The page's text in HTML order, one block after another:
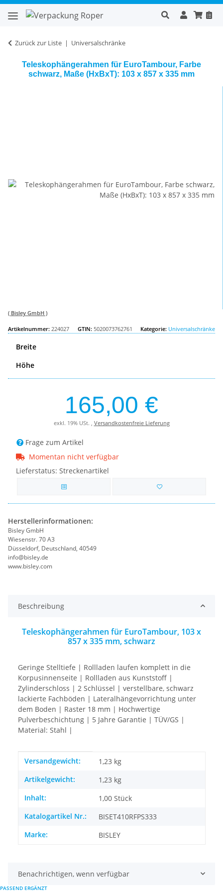
Zurück zur Liste Universalschränke
Teleskophängerahmen für EuroTambour, Farbe
schwarz, Maße (HxBxT): 103 x 857 x 335 mm
( Bisley GmbH )
Artikelnummer: 224027 GTIN: 5020073762761 Kategorie: Universalschränke
Breite
Höhe
165,00 €
exkl. 19% USt. , Versandkostenfreie Lieferung
Frage zum Artikel
Momentan nicht verfügbar
Lieferstatus: Streckenartikel
Herstellerinformationen:
Bisley GmbH
Wiesenstr. 70 A3
Düsseldorf, Deutschland, 40549
info@bisley.de
www.bisley.com
Beschreibung
Teleskophängerahmen für EuroTambour, 103 x
857 x 335 mm, schwarz
Geringe Stelltiefe | Rollladen laufen komplett in die
Korpusinnenseite | Rollladen aus Kunststoff |
Zylinderschloss | 2 Schlüssel | verstellbare, schwarz
lackierte Fachböden | Lateralhängevorrichtung unter
dem Boden | Raster 18 mm | Hochwertige
Pulverbeschichtung | 5 Jahre Garantie | TÜV/GS |
Material: Stahl |
Produkteigenschaft
Wert
Versandgewicht:
1,23 kg
Artikelgewicht:
1,23 kg
Inhalt:
1,00 Stück
Katalogartikel Nr.:
BISET410RFPS333
Marke:
BISLEY
Benachrichtigen, wenn verfügbar
PASSEND ERGÄNZT